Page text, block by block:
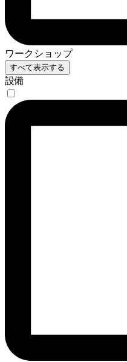
ワークショップ
すべて表示する
設備